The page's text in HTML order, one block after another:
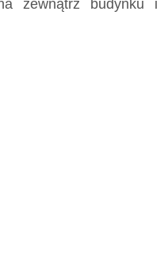
zewnątrz budynku i